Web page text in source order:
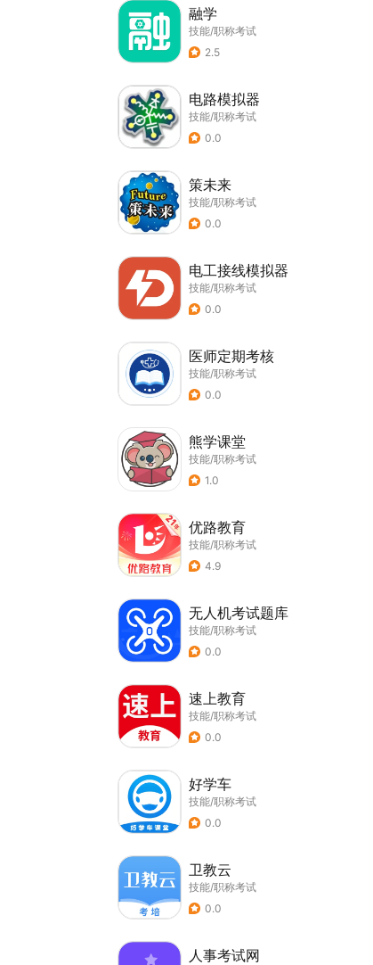
融学
技能/职称考试
2.5
电路模拟器
技能/职称考试
0.0
策未来
技能/职称考试
0.0
电工接线模拟器
技能/职称考试
0.0
医师定期考核
技能/职称考试
0.0
熊学课堂
技能/职称考试
1.0
优路教育
技能/职称考试
4.9
无人机考试题库
技能/职称考试
0.0
速上教育
技能/职称考试
0.0
好学车
技能/职称考试
0.0
卫教云
技能/职称考试
0.0
人事考试网